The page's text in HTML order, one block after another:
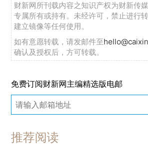
财新网所刊载内容之知识产权为财新传
专属所有或持有。未经许可，禁止进行
建立镜像等任何使用。
如有意愿转载，请发邮件至
确认及授权后，方可转载。
免费订阅财新网主编精选版电邮
推荐阅读